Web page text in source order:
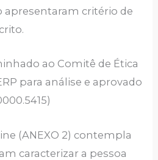
apresentaram critério de
ao Comitê de Ética
para análise e aprovado
(ANEXO 2) contempla
caracterizar a pessoa